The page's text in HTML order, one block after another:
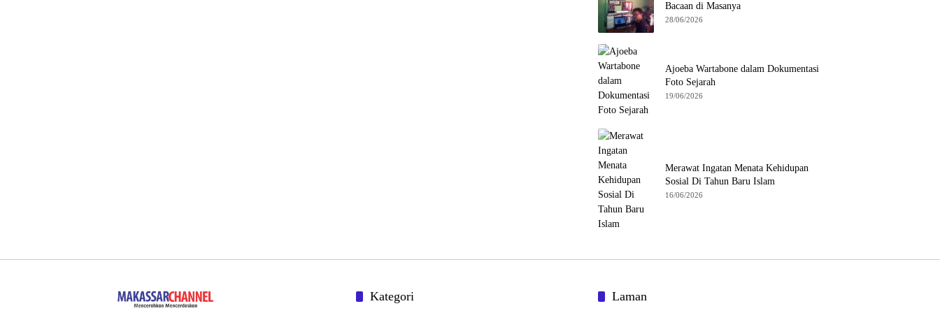
Bacaan di Masanya
28/06/2026
Ajoeba Wartabone dalam Dokumentasi
Foto Sejarah
19/06/2026
Merawat Ingatan Menata Kehidupan
Sosial Di Tahun Baru Islam
16/06/2026
Kategori Laman